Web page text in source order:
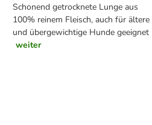
Schonend getrocknete Lunge aus
100% reinem Fleisch, auch für ältere
und übergewichtige Hunde geeignet
weiter